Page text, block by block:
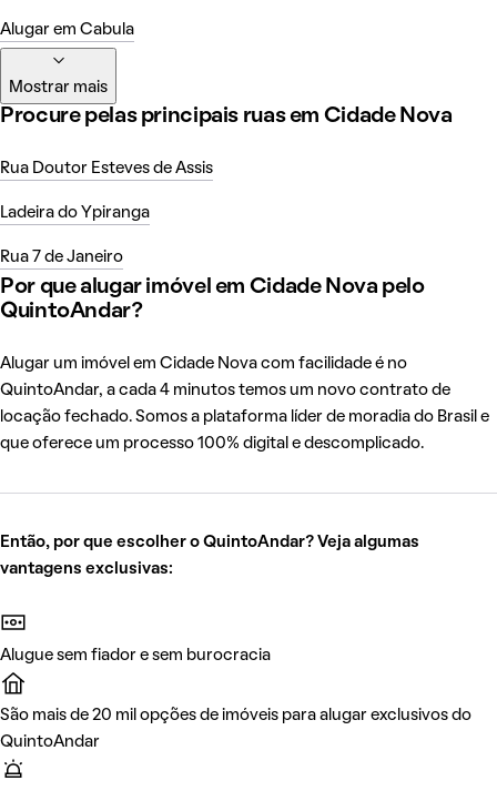
Alugar em Cabula
Mostrar mais
Procure pelas principais ruas em Cidade Nova
Rua Doutor Esteves de Assis
Ladeira do Ypiranga
Rua 7 de Janeiro
Por que alugar imóvel em Cidade Nova pelo
QuintoAndar?
Alugar um imóvel em Cidade Nova com facilidade é no
QuintoAndar, a cada 4 minutos temos um novo contrato de
locação fechado. Somos a plataforma líder de moradia do Brasil e
que oferece um processo 100% digital e descomplicado.
Então, por que escolher o QuintoAndar? Veja algumas
vantagens exclusivas:
Alugue sem fiador e sem burocracia
São mais de 20 mil opções de imóveis para alugar exclusivos do
QuintoAndar